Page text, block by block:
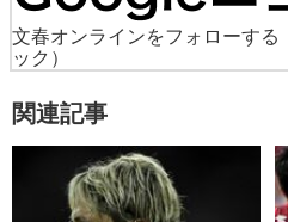
文春オンラインをフォローする
ック）
関連記事